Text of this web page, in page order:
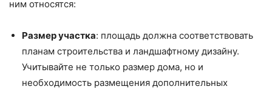
ним относятся:
Размер участка: площадь должна соответствовать
планам строительства и ландшафтному дизайну.
Учитывайте не только размер дома, но и
необходимость размещения дополнительных